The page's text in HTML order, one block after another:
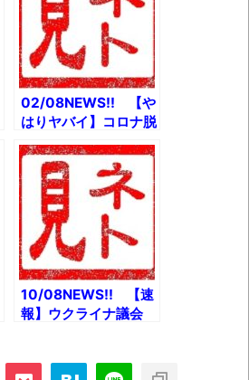
憂鬱』公式サイトが謎
の更新実施とか セガ
20年ぶりにプリクラ
機市場に再参入とか
02/08NEWS!! 【や
はりヤバイ】コロナ脱
毛なんと6割以上が改
善なしとか 【朗報】
ハンターハンター再ア
ニメ化へwとか 833
枚481時間。超大作パ
ラパラ漫画を描く動画
とか
10/08NEWS!! 【速
報】ウクライナ議会
秘蔵写真集(Amazon